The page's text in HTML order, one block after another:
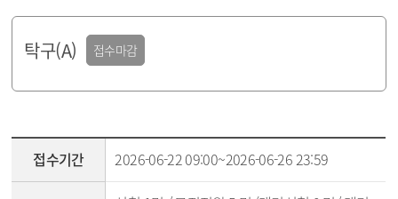
탁구(A) 접수마감
접수기간 2026-06-22 09:00~2026-06-26 23:59